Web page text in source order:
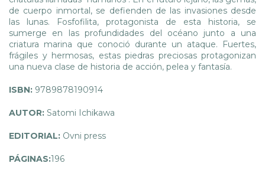
de cuerpo inmortal, se defienden de las invasiones desde
las lunas. Fosfofilita, protagonista de esta historia, se
sumerge en las profundidades del océano junto a una
criatura marina que conoció durante un ataque. Fuertes,
frágiles y hermosas, estas piedras preciosas protagonizan
una nueva clase de historia de acción, pelea y fantasía.
ISBN: 9789878190914
AUTOR: Satomi Ichikawa
EDITORIAL: Ovni press
PÁGINAS:196